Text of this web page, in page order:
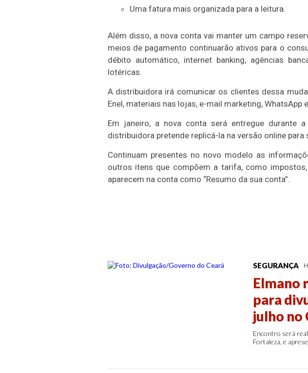
Uma fatura mais organizada para a leitura.
Além disso, a nova conta vai manter um campo
meios de pagamento continuarão ativos para o
débito automático, internet banking, agências
lotéricas.
A distribuidora irá comunicar os clientes dessa
Enel, materiais nas lojas, e-mail marketing, WhatsApp
Em janeiro, a nova conta será entregue durante
distribuidora pretende replicá-la na versão online para
Continuam presentes no novo modelo as
outros itens que compõem a tarifa, como
aparecem na conta como “Resumo da sua conta”.
SEGURANÇA
Elmano
para
julho no
Encontro será
Fortaleza, e